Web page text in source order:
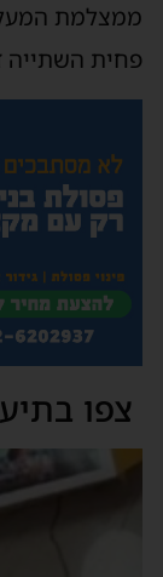
ממצלמת
פחית השתייה
צפו